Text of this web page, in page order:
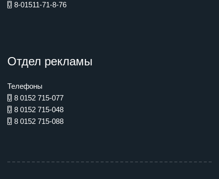
8-01511-71-8-76
Отдел рекламы
Телефоны
8 0152 715-077
8 0152 715-048
8 0152 715-088